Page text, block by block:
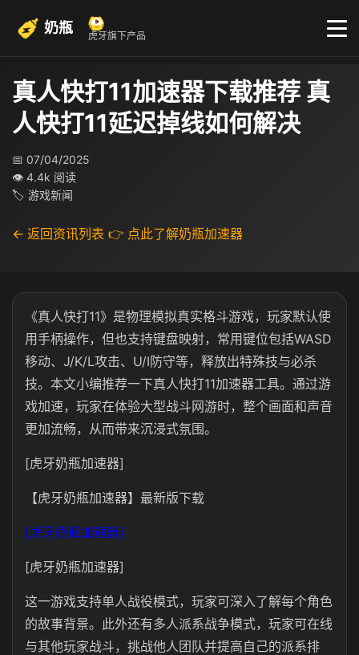
奶瓶 虎牙旗下产品
真人快打11加速器下载推荐 真
人快打11延迟掉线如何解决
📅 07/04/2025
👁 4.4k 阅读
🏷 游戏新闻
← 返回资讯列表 👉 点此了解奶瓶加速器
《真人快打11》是物理模拟真实格斗游戏，玩家默认使
用手柄操作，但也支持键盘映射，常用键位包括WASD
移动、J/K/L攻击、U/I防守等，释放出特殊技与必杀
技。本文小编推荐一下真人快打11加速器工具。通过游
戏加速，玩家在体验大型战斗网游时，整个画面和声音
更加流畅，从而带来沉浸式氛围。
[虎牙奶瓶加速器]
【虎牙奶瓶加速器】最新版下载
[虎牙奶瓶加速器]
[虎牙奶瓶加速器]
这一游戏支持单人战役模式，玩家可深入了解每个角色
的故事背景。此外还有多人派系战争模式，玩家可在线
与其他玩家战斗，挑战他人团队并提高自己的派系排